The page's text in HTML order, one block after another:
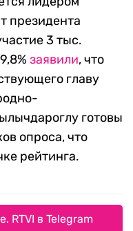
президента
3 тыс.
заявили, что
главу
готовы
опроса, что
рейтинга.
RTVI в Telegram